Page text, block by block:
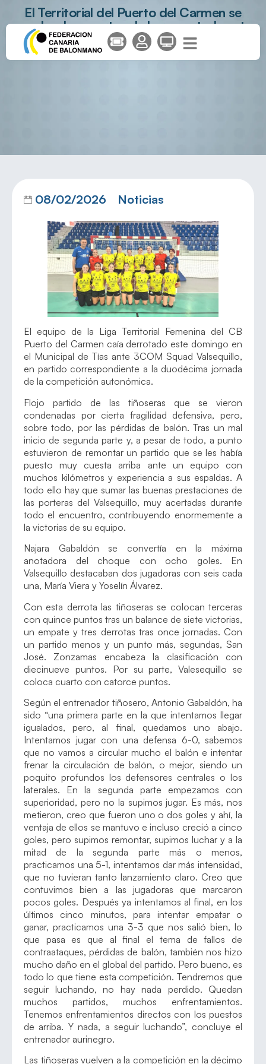
El Territorial del Puerto del Carmen se
queda a las puertas de la remontada ante
Valsequillo
08/02/2026 Noticias
El equipo de la Liga Territorial Femenina del CB
Puerto del Carmen caía derrotado este domingo en
el Municipal de Tías ante 3COM Squad Valsequillo,
en partido correspondiente a la duodécima jornada
de la competición autonómica.
Flojo partido de las tiñoseras que se vieron
condenadas por cierta fragilidad defensiva, pero,
sobre todo, por las pérdidas de balón. Tras un mal
inicio de segunda parte y, a pesar de todo, a punto
estuvieron de remontar un partido que se les había
puesto muy cuesta arriba ante un equipo con
muchos kilómetros y experiencia a sus espaldas. A
todo ello hay que sumar las buenas prestaciones de
las porteras del Valsequillo, muy acertadas durante
todo el encuentro, contribuyendo enormemente a
la victorias de su equipo.
Najara Gabaldón se convertía en la máxima
anotadora del choque con ocho goles. En
Valsequillo destacaban dos jugadoras con seis cada
una, María Viera y Yoselín Álvarez.
Con esta derrota las tiñoseras se colocan terceras
con quince puntos tras un balance de siete victorias,
un empate y tres derrotas tras once jornadas. Con
un partido menos y un punto más, segundas, San
José. Zonzamas encabeza la clasificación con
diecinueve puntos. Por su parte, Valesequillo se
coloca cuarto con catorce puntos.
Según el entrenador tiñosero, Antonio Gabaldón, ha
sido “una primera parte en la que intentamos llegar
igualados, pero, al final, quedamos uno abajo.
Intentamos jugar con una defensa 6-0, sabemos
que no vamos a circular mucho el balón e intentar
frenar la circulación de balón, o mejor, siendo un
poquito profundos los defensores centrales o los
laterales. En la segunda parte empezamos con
superioridad, pero no la supimos jugar. Es más, nos
metieron, creo que fueron uno o dos goles y ahí, la
ventaja de ellos se mantuvo e incluso creció a cinco
goles, pero supimos remontar, supimos luchar y a la
mitad de la segunda parte más o menos,
practicamos una 5-1, intentamos dar más intensidad,
que no tuvieran tanto lanzamiento claro. Creo que
contuvimos bien a las jugadoras que marcaron
pocos goles. Después ya intentamos al final, en los
últimos cinco minutos, para intentar empatar o
ganar, practicamos una 3-3 que nos salió bien, lo
que pasa es que al final el tema de fallos de
contraataques, pérdidas de balón, también nos hizo
mucho daño en el global del partido. Pero bueno, es
todo lo que tiene esta competición. Tendremos que
seguir luchando, no hay nada perdido. Quedan
muchos partidos, muchos enfrentamientos.
Tenemos enfrentamientos directos con los puestos
de arriba. Y nada, a seguir luchando”, concluye el
entrenador aurinegro.
Las tiñoseras vuelven a la competición en la décimo